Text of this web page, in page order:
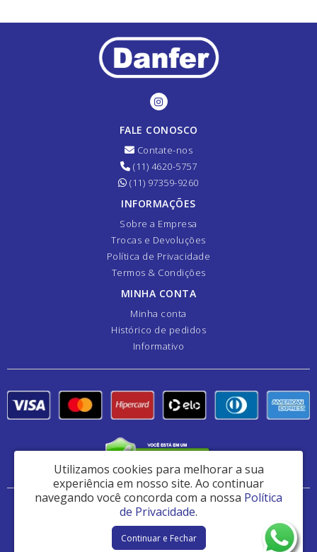
FALE CONOSCO
Contate-nos
(11) 4620-5757
(11) 97359-9260
INFORMAÇÕES
Sobre a Empresa
Trocas e Devoluções
Política de Privacidade
Termos & Condições
MINHA CONTA
Minha conta
Histórico de pedidos
Informativo
Danfer Componentes e Manutenção de Peças Ltda - CNPJ: 44.382.461/0001-41
Av Analice Sakatauskas 1180 - Jardim Ipê - Osasco / SP - CEP: 06060-013
Danfer Hidráulica © 2026
Utilizamos cookies para melhorar a sua
experiência em nosso site. Ao continuar
navegando você concorda com a nossa Política
de Privacidade.
Continuar e Fechar